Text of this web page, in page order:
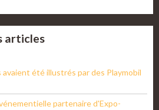
articles
été illustrés par des Playmobil
partenaire d'Expo-